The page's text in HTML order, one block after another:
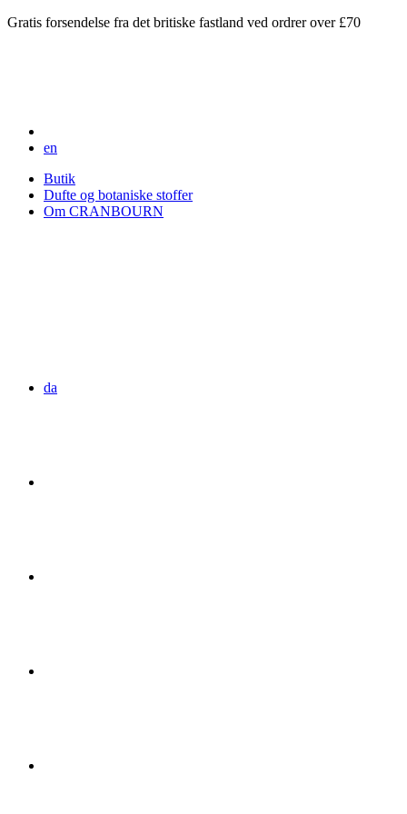
Gratis forsendelse fra det britiske fastland ved ordrer over £70
en
Butik
Dufte og botaniske stoffer
Om CRANBOURN
da